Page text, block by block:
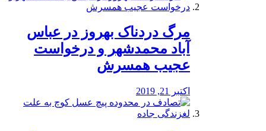
مرگ دردناک بهروز در عباس
آباد محمدشهر و درخواست
عجیب همسرش
اکتبر 21, 2019